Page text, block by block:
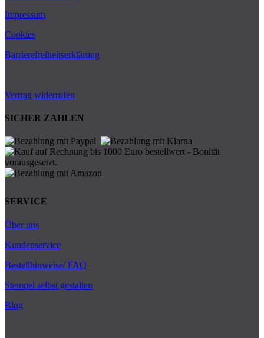
Impressum
Cookies
Barrierefreiheitserklärung
Vertrag widerrufen
SICHER ZAHLEN
SERVICE
Über uns
Kundenservice
Bestellhinweise/ FAQ
Stempel selbst gestalten
Blog